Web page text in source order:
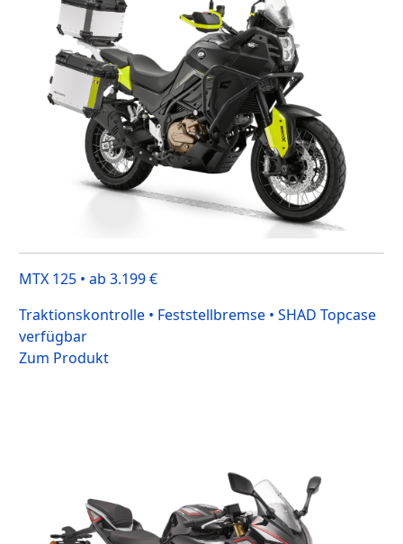
MTX 125 • ab 3.199 €
Traktionskontrolle • Feststellbremse • SHAD Topcase
verfügbar
Zum Produkt